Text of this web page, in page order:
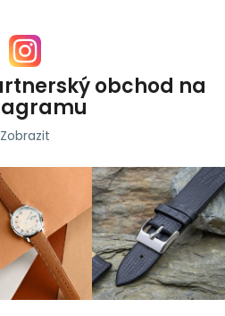
obchod na
Zobrazit